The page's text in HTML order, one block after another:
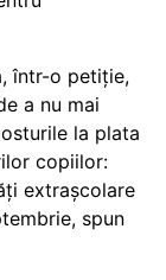
într-o petiție,
a nu mai
la plata
copiilor:
extrașcolare
spun